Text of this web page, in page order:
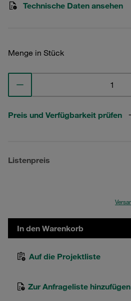
Technische Daten ansehen
Menge in Stück
Preis und Verfügbarkeit prüfen
Listenpreis
In den Warenkorb
Auf die Projektliste
Zur Anfrageliste hinzufügen